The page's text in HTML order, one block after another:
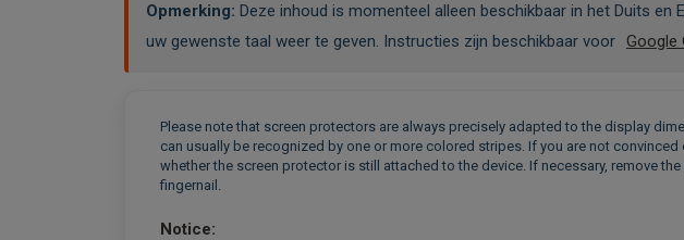
Opmerking: Deze inhoud is momenteel alleen beschikbaar in het Duits
uw gewenste taal weer te geven. Instructies zijn beschikbaar voor Google
Please note that screen protectors are always precisely adapted to the display
can usually be recognized by one or more colored stripes. If you are not
whether the screen protector is still attached to the device. If necessary, remove
fingernail.
Notice: